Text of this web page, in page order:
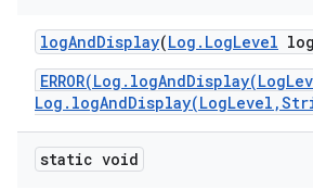
logAndDisplay(Log . LogLevel log
static void